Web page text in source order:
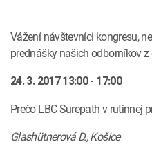
Vážení návštevníci kongresu,
prednášky našich odborníkov
24. 3. 2017 13:00 - 17:00
Prečo LBC Surepath v rutinnej
Glashütnerová D., Košice